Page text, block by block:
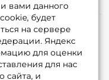
вами данного
будет
на сервере
Яндекс
для оценки
для нас
сайта, и